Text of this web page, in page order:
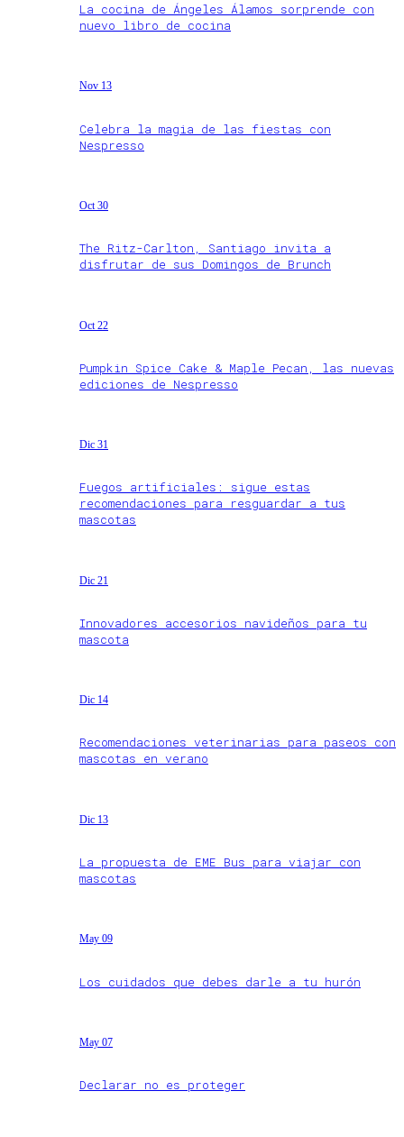
La cocina de Ángeles Álamos sorprende con
nuevo libro de cocina
Nov 13
Celebra la magia de las fiestas con
Nespresso
Oct 30
The Ritz-Carlton, Santiago invita a
disfrutar de sus Domingos de Brunch
Oct 22
Pumpkin Spice Cake & Maple Pecan, las nuevas
ediciones de Nespresso
Dic 31
Fuegos artificiales: sigue estas
recomendaciones para resguardar a tus
mascotas
Dic 21
Innovadores accesorios navideños para tu
mascota
Dic 14
Recomendaciones veterinarias para paseos con
mascotas en verano
Dic 13
La propuesta de EME Bus para viajar con
mascotas
May 09
Los cuidados que debes darle a tu hurón
May 07
Declarar no es proteger